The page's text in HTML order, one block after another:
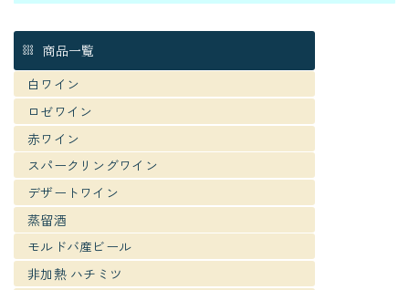
商品一覧
白ワイン
ロゼワイン
赤ワイン
スパークリングワイン
デザートワイン
蒸留酒
モルドバ産ビール
非加熱 ハチミツ